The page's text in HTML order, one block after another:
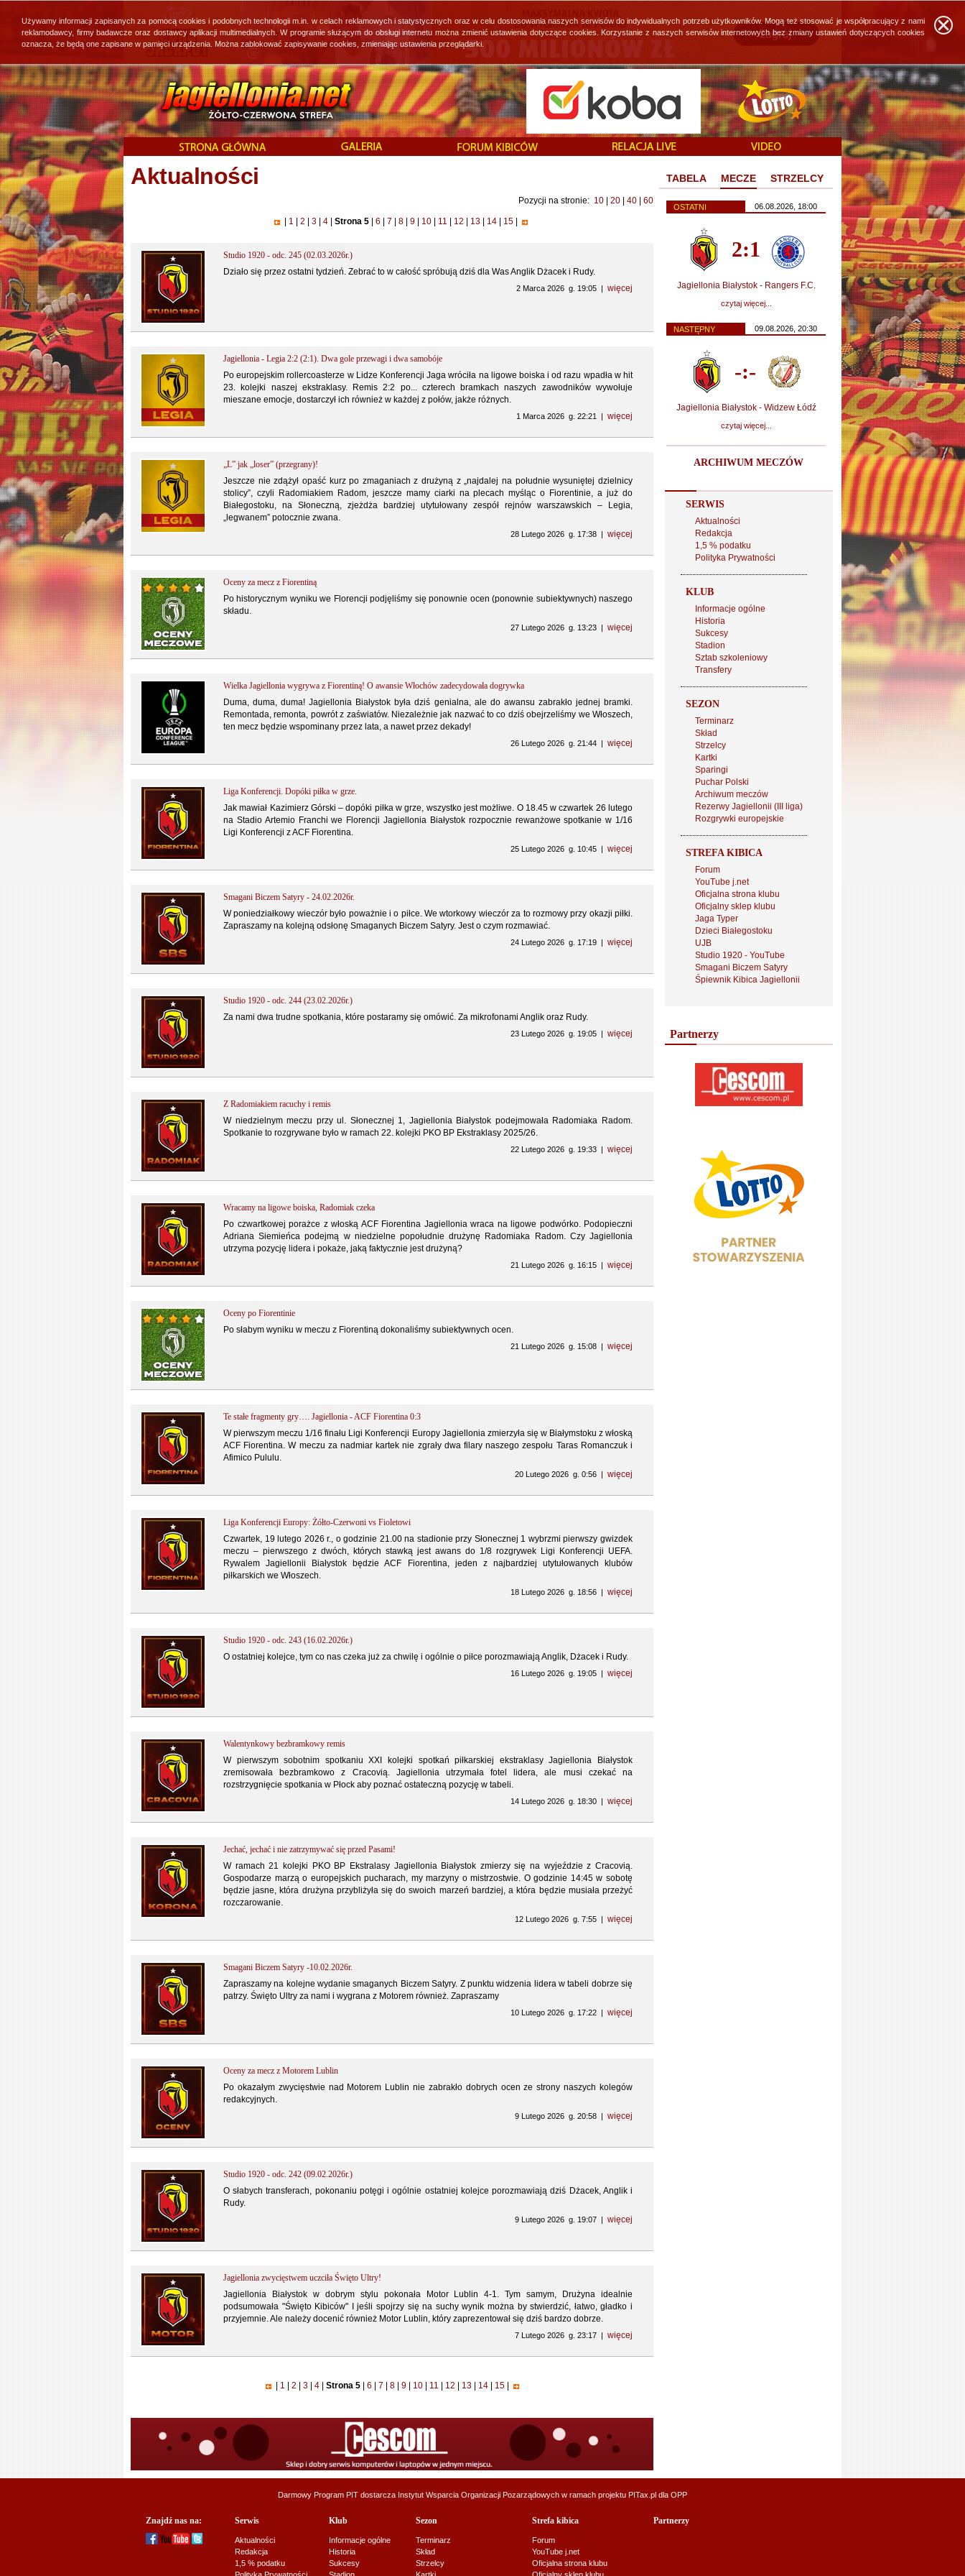
Aktualności
Pozycji na stronie: 10 20 40 60
1 2 3 4 Strona 5 6 7 8 9 10 11 12 13 14 15
Studio 1920 - odc. 245 (02.03.2026r.)
Działo się przez ostatni tydzień. Zebrać to w całość spróbują dziś dla Was Anglik Dżacek i Rudy.
2 Marca 2026 g. 19:05 | więcej
Jagiellonia - Legia 2:2 (2:1). Dwa gole przewagi i dwa samobóje
Po europejskim rollercoasterze w Lidze Konferencji Jaga wróciła na ligowe boiska i od razu wpadła w hit
23. kolejki naszej ekstraklasy. Remis 2:2 po... czterech bramkach naszych zawodników wywołuje
mieszane emocje, dostarczył ich również w każdej z połów, jakże różnych.
1 Marca 2026 g. 22:21 | więcej
„L” jak „loser” (przegrany)!
Jeszcze nie zdążył opaść kurz po zmaganiach z drużyną z „najdalej na południe wysuniętej dzielnicy
stolicy”, czyli Radomiakiem Radom, jeszcze mamy ciarki na plecach myśląc o Fiorentinie, a już do
Białegostoku, na Słoneczną, zjeżdża bardziej utytułowany zespół rejnów warszawskich – Legia,
„legwanem” potocznie zwana.
28 Lutego 2026 g. 17:38 | więcej
Oceny za mecz z Fiorentiną
Po historycznym wyniku we Florencji podjęliśmy się ponownie ocen (ponownie subiektywnych) naszego
składu.
27 Lutego 2026 g. 13:23 | więcej
Wielka Jagiellonia wygrywa z Fiorentiną! O awansie Włochów zadecydowała dogrywka
Duma, duma, duma! Jagiellonia Białystok była dziś genialna, ale do awansu zabrakło jednej bramki.
Remontada, remonta, powrót z zaświatów. Niezależnie jak nazwać to co dziś obejrzeliśmy we Włoszech,
ten mecz będzie wspominany przez lata, a nawet przez dekady!
26 Lutego 2026 g. 21:44 | więcej
Liga Konferencji. Dopóki piłka w grze.
Jak mawiał Kazimierz Górski – dopóki piłka w grze, wszystko jest możliwe. O 18.45 w czwartek 26 lutego
na Stadio Artemio Franchi we Florencji Jagiellonia Białystok rozpocznie rewanżowe spotkanie w 1/16
Ligi Konferencji z ACF Fiorentina.
25 Lutego 2026 g. 10:45 | więcej
Smagani Biczem Satyry - 24.02.2026r.
W poniedziałkowy wieczór było poważnie i o piłce. We wtorkowy wieczór za to rozmowy przy okazji piłki.
Zapraszamy na kolejną odsłonę Smaganych Biczem Satyry. Jest o czym rozmawiać.
24 Lutego 2026 g. 17:19 | więcej
Studio 1920 - odc. 244 (23.02.2026r.)
Za nami dwa trudne spotkania, które postaramy się omówić. Za mikrofonami Anglik oraz Rudy.
23 Lutego 2026 g. 19:05 | więcej
Z Radomiakiem racuchy i remis
W niedzielnym meczu przy ul. Słonecznej 1, Jagiellonia Białystok podejmowała Radomiaka Radom.
Spotkanie to rozgrywane było w ramach 22. kolejki PKO BP Ekstraklasy 2025/26.
22 Lutego 2026 g. 19:33 | więcej
Wracamy na ligowe boiska, Radomiak czeka
Po czwartkowej porażce z włoską ACF Fiorentina Jagiellonia wraca na ligowe podwórko. Podopieczni
Adriana Siemieńca podejmą w niedzielne popołudnie drużynę Radomiaka Radom. Czy Jagiellonia
utrzyma pozycję lidera i pokaże, jaką faktycznie jest drużyną?
21 Lutego 2026 g. 16:15 | więcej
Oceny po Fiorentinie
Po słabym wyniku w meczu z Fiorentiną dokonaliśmy subiektywnych ocen.
21 Lutego 2026 g. 15:08 | więcej
Te stałe fragmenty gry…. Jagiellonia - ACF Fiorentina 0:3
W pierwszym meczu 1/16 finału Ligi Konferencji Europy Jagiellonia zmierzyła się w Białymstoku z włoską
ACF Fiorentina. W meczu za nadmiar kartek nie zgrały dwa filary naszego zespołu Taras Romanczuk i
Afimico Pululu.
20 Lutego 2026 g. 0:56 | więcej
Liga Konferencji Europy: Żółto-Czerwoni vs Fioletowi
Czwartek, 19 lutego 2026 r., o godzinie 21.00 na stadionie przy Słonecznej 1 wybrzmi pierwszy gwizdek
meczu – pierwszego z dwóch, których stawką jest awans do 1/8 rozgrywek Ligi Konferencji UEFA.
Rywalem Jagiellonii Białystok będzie ACF Fiorentina, jeden z najbardziej utytułowanych klubów
piłkarskich we Włoszech.
18 Lutego 2026 g. 18:56 | więcej
Studio 1920 - odc. 243 (16.02.2026r.)
O ostatniej kolejce, tym co nas czeka już za chwilę i ogólnie o piłce porozmawiają Anglik, Dżacek i Rudy.
16 Lutego 2026 g. 19:05 | więcej
Walentynkowy bezbramkowy remis
W pierwszym sobotnim spotkaniu XXI kolejki spotkań piłkarskiej ekstraklasy Jagiellonia Białystok
zremisowała bezbramkowo z Cracovią. Jagiellonia utrzymała fotel lidera, ale musi czekać na
rozstrzygnięcie spotkania w Płock aby poznać ostateczną pozycję w tabeli.
14 Lutego 2026 g. 18:30 | więcej
Jechać, jechać i nie zatrzymywać się przed Pasami!
W ramach 21 kolejki PKO BP Ekstralasy Jagiellonia Białystok zmierzy się na wyjeździe z Cracovią.
Gospodarze marzą o europejskich pucharach, my marzyny o mistrzostwie. O godzinie 14:45 w sobotę
będzie jasne, która drużyna przybliżyła się do swoich marzeń bardziej, a która będzie musiała przeżyć
rozczarowanie.
12 Lutego 2026 g. 7:55 | więcej
Smagani Biczem Satyry -10.02.2026r.
Zapraszamy na kolejne wydanie smaganych Biczem Satyry. Z punktu widzenia lidera w tabeli dobrze się
patrzy. Święto Ultry za nami i wygrana z Motorem również. Zapraszamy
10 Lutego 2026 g. 17:22 | więcej
Oceny za mecz z Motorem Lublin
Po okazałym zwycięstwie nad Motorem Lublin nie zabrakło dobrych ocen ze strony naszych kolegów
redakcyjnych.
9 Lutego 2026 g. 20:58 | więcej
Studio 1920 - odc. 242 (09.02.2026r.)
O słabych transferach, pokonaniu potęgi i ogólnie ostatniej kolejce porozmawiają dziś Dżacek, Anglik i
Rudy.
9 Lutego 2026 g. 19:07 | więcej
Jagiellonia zwycięstwem uczciła Święto Ultry!
Jagiellonia Białystok w dobrym stylu pokonała Motor Lublin 4-1. Tym samym, Drużyna idealnie
podsumowała "Święto Kibiców" I jeśli spojrzy się na suchy wynik można by stwierdzić, łatwo, gładko i
przyjemnie. Ale należy docenić również Motor Lublin, który zaprezentował się dziś bardzo dobrze.
7 Lutego 2026 g. 23:17 | więcej
| 1 2 3 4 Strona 5| 6 7 8 9 10 11 12 13 14 15
TABELA MECZE STRZELCY
OSTATNI 06.08.2026, 18:00
2:1
Jagiellonia Białystok - Rangers F.C.
czytaj więcej...
NASTĘPNY 09.08.2026, 20:30
-:-
Jagiellonia Białystok - Widzew Łódź
czytaj więcej...
ARCHIWUM MECZÓW
SERWIS
Aktualności
Redakcja
1,5 % podatku
Polityka Prywatności
KLUB
Informacje ogólne
Historia
Sukcesy
Stadion
Sztab szkoleniowy
Transfery
SEZON
Terminarz
Skład
Strzelcy
Kartki
Sparingi
Puchar Polski
Archiwum meczów
Rezerwy Jagiellonii (III liga)
Rozgrywki europejskie
STREFA KIBICA
Forum
YouTube j.net
Oficjalna strona klubu
Oficjalny sklep klubu
Jaga Typer
Dzieci Białegostoku
UJB
Studio 1920 - YouTube
Smagani Biczem Satyry
Śpiewnik Kibica Jagiellonii
Partnerzy
Darmowy Program PIT dostarcza Instytut Wsparcia Organizacji Pozarządowych w ramach projektu PITax.pl dla OPP
Znajdź nas na: Serwis
Aktualności
Redakcja
1,5 % podatku
Klub
Informacje ogólne
Historia
Sukcesy
Sezon
Terminarz
Skład
Strzelcy
Strefa kibica
Forum
YouTube j.net
Oficjalna strona klubu
Partnerzy
Używamy informacji zapisanych za pomocą cookies i podobnych technologii m.in. w celach reklamowych i statystycznych oraz w celu dostosowania naszych serwisów do indywidualnych potrzeb użytkowników. Mogą też stosować je współpracujący z nami
reklamodawcy, firmy badawcze oraz dostawcy aplikacji multimedialnych. W programie służącym do obsługi internetu można zmienić ustawienia dotyczące cookies. Korzystanie z naszych serwisów internetowych bez zmiany ustawień dotyczących cookies
oznacza, że będą one zapisane w pamięci urządzenia. Można zablokować zapisywanie cookies, zmieniając ustawienia przeglądarki.